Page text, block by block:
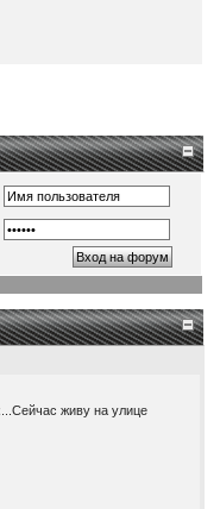
живу на улице